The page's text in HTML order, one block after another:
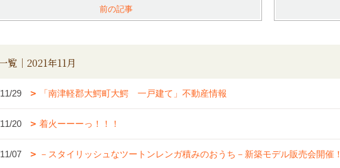
前の記事
覧｜2021年11月
29 「南津軽郡大鰐町大鰐 一戸建て」不動産情報
20 着火ーーーっ！！！
07 －スタイリッシュなツートンレンガ積みのおうち－新築モデル販売会開催！